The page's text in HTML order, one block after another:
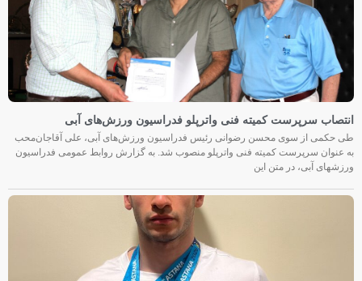
انتصاب سرپرست کمیته فنی واترپلو فدراسیون ورزش‌های آبی
طی حکمی از سوی محسن رضوانی رئیس فدراسیون ورزش‌های آبی، علی آقاجان‌محب
به عنوان سرپرست کمیته فنی واترپلو منصوب شد. به گزارش روابط عمومی فدراسیون
ورزشهای آبی، در متن این